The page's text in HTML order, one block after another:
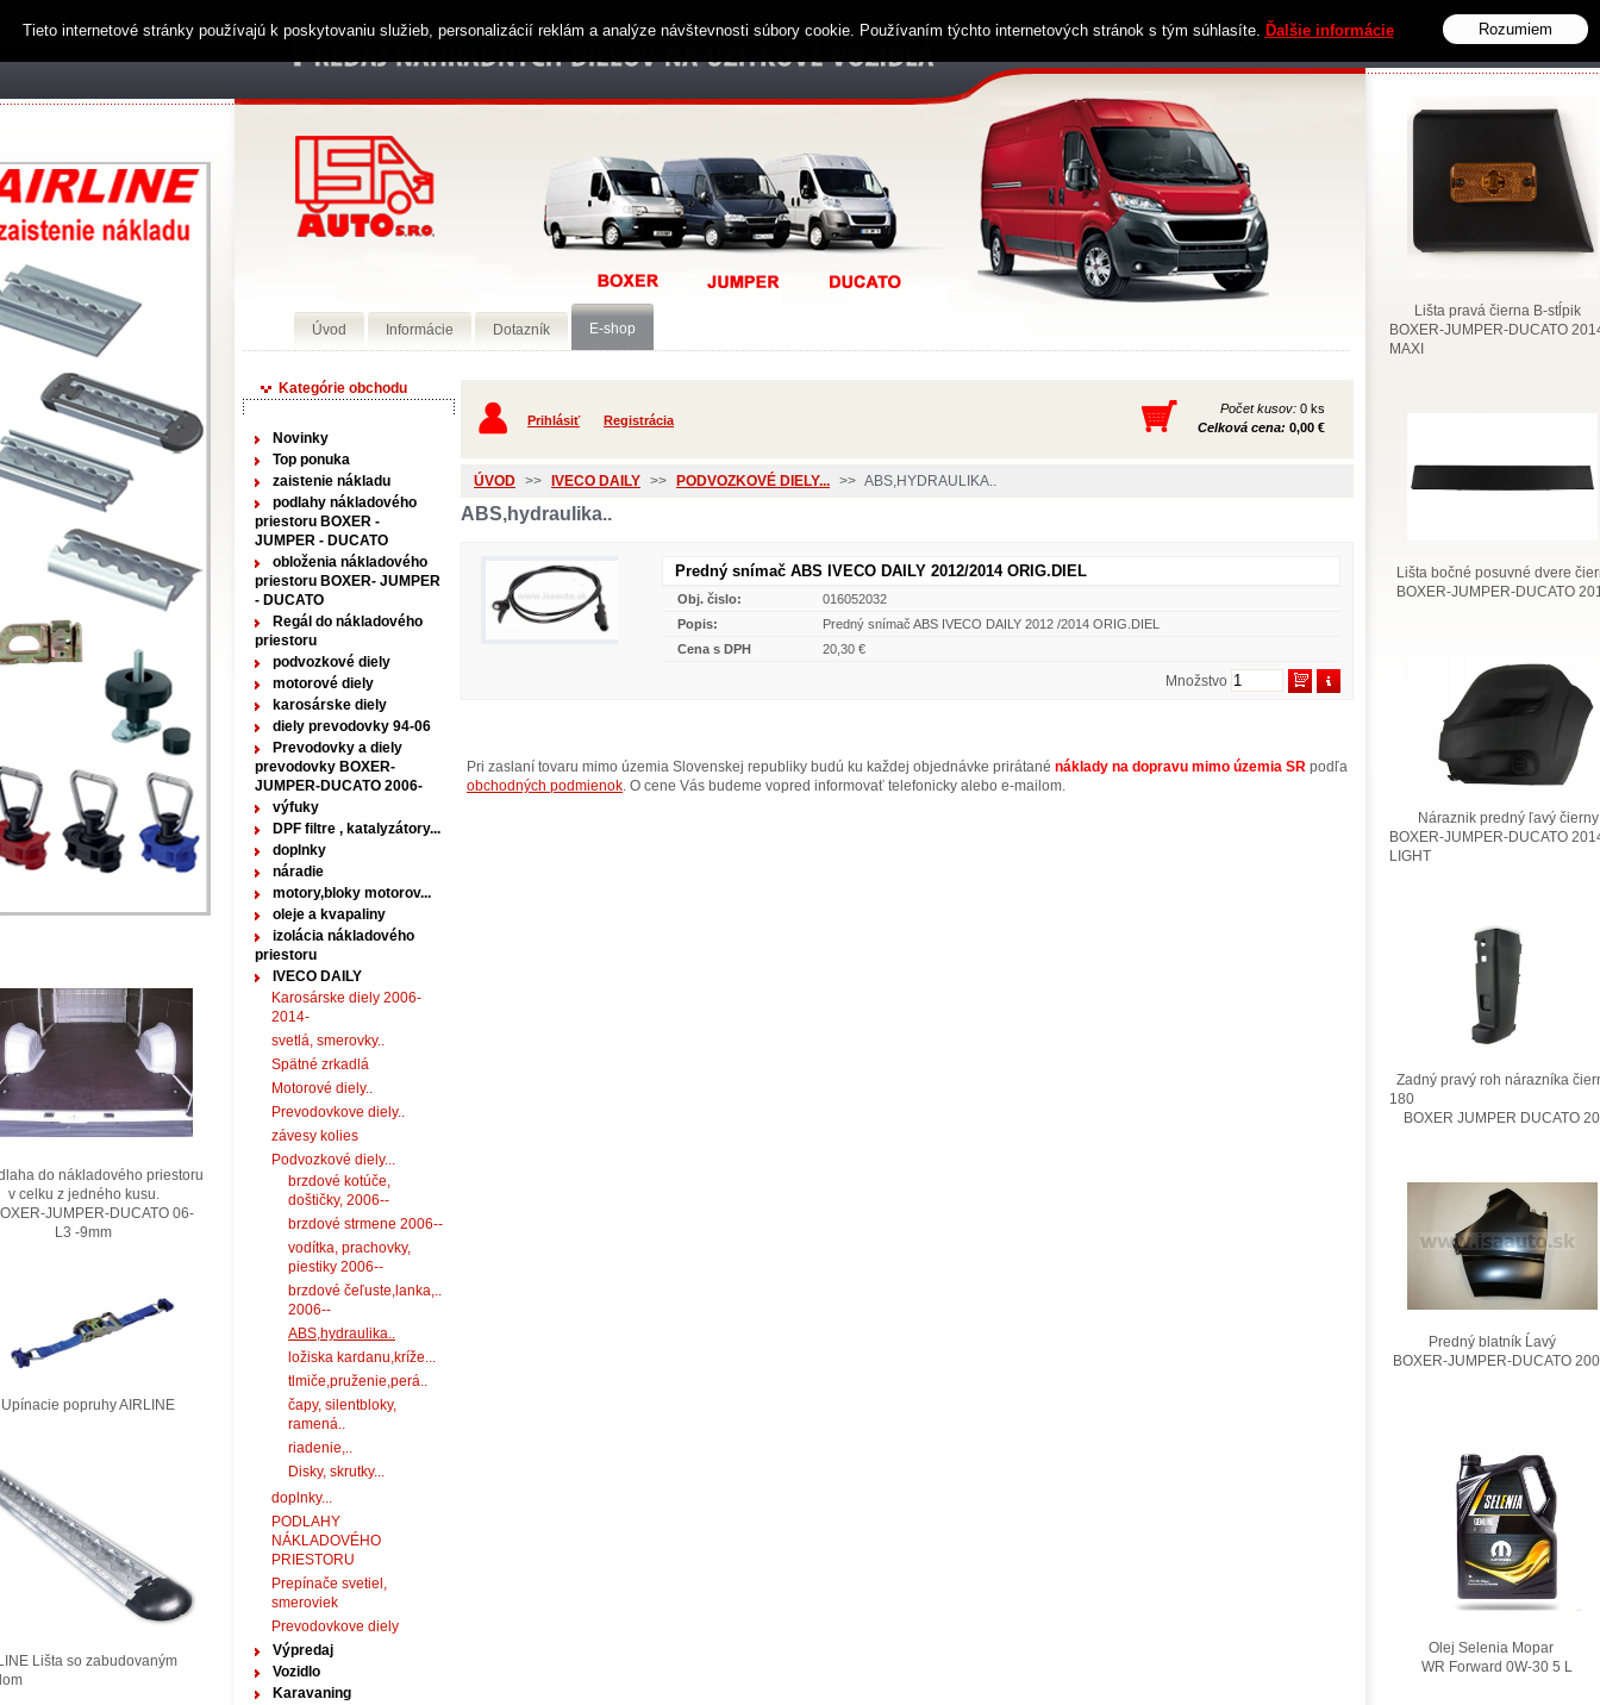
Obchodné podmienky Kontakt
Kategórie obchodu
Novinky
Top ponuka
zaistenie nákladu
podlahy nákladového
priestoru BOXER -
JUMPER - DUCATO
obloženia nákladového
priestoru BOXER- JUMPER
- DUCATO
Regál do nákladového
priestoru
podvozkové diely
motorové diely
karosárske diely
diely prevodovky 94-06
Prevodovky a diely
prevodovky BOXER-
JUMPER-DUCATO 2006-
výfuky
DPF filtre , katalyzátory...
doplnky
náradie
motory,bloky motorov...
oleje a kvapaliny
izolácia nákladového
priestoru
IVECO DAILY
Karosárske diely 2006-
2014-
svetlá, smerovky..
Spätné zrkadlá
Motorové diely..
Prevodovkove diely..
závesy kolies
Podvozkové diely...
brzdové kotúče,
doštičky, 2006--
brzdové strmene 2006--
vodítka, prachovky,
piestiky 2006--
brzdové čeľuste,lanka,..
2006--
ABS,hydraulika..
ložiska kardanu,kríže...
tlmiče,pruženie,perá..
čapy, silentbloky,
ramená..
riadenie,..
Disky, skrutky...
doplnky...
PODLAHY
NÁKLADOVÉHO
PRIESTORU
Prepínače svetiel,
smeroviek
Prevodovkove diely
Výpredaj
Vozidlo
Karavaning
Prihlásiť Registrácia
Počet kusov: 0 ks
Celková cena: 0,00 €
ÚVOD >> IVECO DAILY >> PODVOZKOVÉ DIELY... >> ABS,HYDRAULIKA..
ABS,hydraulika..
Predný snímač ABS IVECO DAILY 2012/2014 ORIG.DIEL
Obj. čislo:
016052032
Popis:
Predný snímač ABS IVECO DAILY 2012 /2014 ORIG.DIEL
Cena s DPH
20,30 €
Množstvo
Pri zaslaní tovaru mimo územia Slovenskej republiky budú ku každej objednávke prirátané náklady na dopravu mimo územia SR podľa
obchodných podmienok. O cene Vás budeme vopred informovať telefonicky alebo e-mailom.
Úvod Informácie Dotazník E-shop
do nákladového priestoru
z jedného kusu.
JUMPER-DUCATO 06-
-9mm
popruhy AIRLINE
Lišta so zabudovaným
Lišta pravá čierna B-stĺpik
BOXER-JUMPER-DUCATO
MAXI
Lišta bočné posuvné dvere
BOXER-JUMPER-DUCATO
Náraznik predný ľavý čierny
BOXER-JUMPER-DUCATO
LIGHT
Zadný pravý roh nárazníka
180
BOXER JUMPER DUCATO
Predný blatník Ĺavý
BOXER-JUMPER-DUCATO
Olej Selenia Mopar
WR Forward 0W-30 5 L
Tieto internetové stránky používajú k poskytovaniu služieb, personalizácií reklám a analýze návštevnosti súbory cookie. Používaním týchto internetových stránok s tým súhlasíte. Ďalšie informácie Rozumiem